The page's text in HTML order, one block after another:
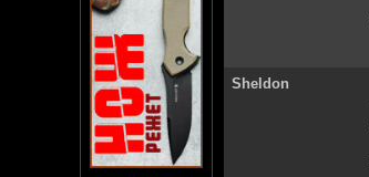
Sheldon